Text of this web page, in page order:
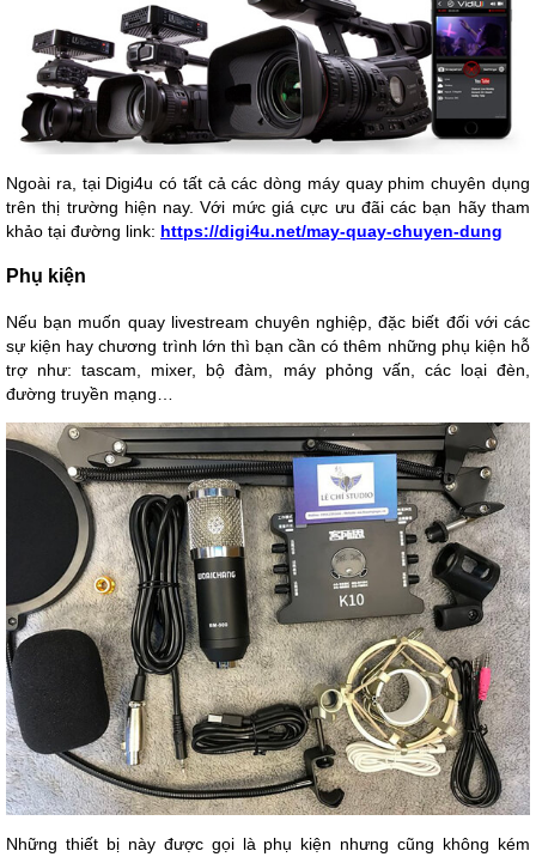
Ngoài ra, tại Digi4u có tất cả các dòng máy quay phim chuyên dụng
trên thị trường hiện nay. Với mức giá cực ưu đãi các bạn hãy tham
khảo tại đường link: https://digi4u.net/may-quay-chuyen-dung
Phụ kiện
Nếu bạn muốn quay livestream chuyên nghiệp, đặc biết đối với các
sự kiện hay chương trình lớn thì bạn cần có thêm những phụ kiện hỗ
trợ như: tascam, mixer, bộ đàm, máy phỏng vấn, các loại đèn,
đường truyền mạng…
Những thiết bị này được gọi là phụ kiện nhưng cũng không kém